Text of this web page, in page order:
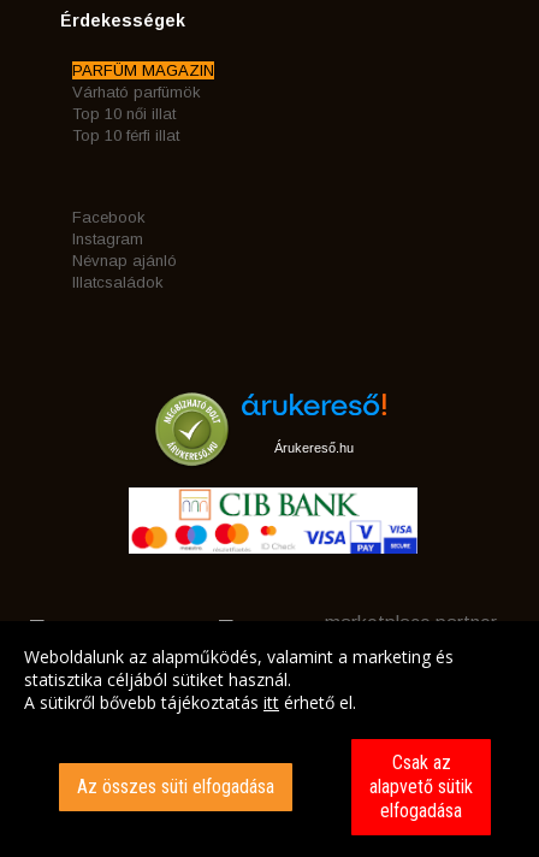
Érdekességek
PARFÜM MAGAZIN
Várható parfümök
Top 10 női illat
Top 10 férfi illat
Facebook
Instagram
Névnap ajánló
Illatcsaládok
Árukereső.hu
marketplace partner
Weboldalunk az alapműködés, valamint a marketing és
statisztika céljából sütiket használ.
A sütikről bővebb tájékoztatás itt érhető el.
Az összes süti elfogadása
Csak az
alapvető sütik
elfogadása